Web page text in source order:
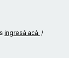
ingresá acá. /